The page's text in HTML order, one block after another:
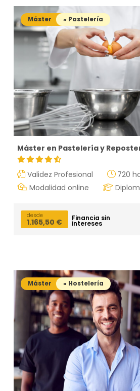
Máster » Pastelería
Máster en Pastelería y
Validez Profesional
720
Modalidad online
desde
1.165,50 € Financia sin
intereses
Máster » Hostelería